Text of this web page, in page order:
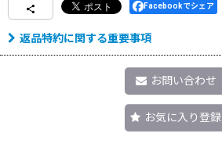
Facebookでシェア
返品特約に関する重要事項
お問い合わせ
お気に入り登録